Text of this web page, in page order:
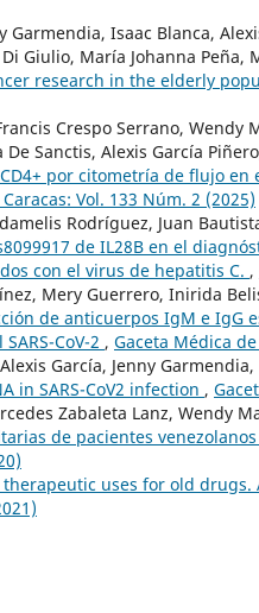
Garmendia, Isaac Blanca,
Giulio, María Johanna
research in the elderly
Crespo Serrano,
Sanctis, Alexis García
por citometría de flujo en
Vol. 133 Núm. 2 (2025)
Rodríguez, Juan
de IL28B en el
con el virus de hepatitis C. ,
Mery Guerrero, Inirida
de anticuerpos IgM e
CoV-2 , Gaceta Médica
García, Jenny
in SARS-CoV2 infection ,
Zabaleta Lanz, Wendy
de pacientes venezolanos
therapeutic uses for old